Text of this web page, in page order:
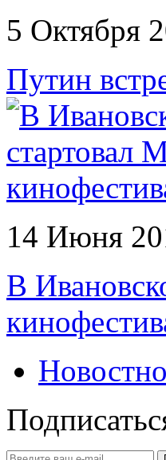
5 Октября
Путин
14 Июня
В